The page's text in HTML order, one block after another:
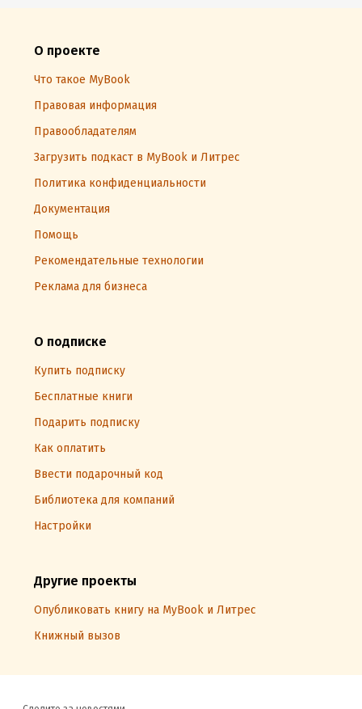
О проекте
Что такое MyBook
Правовая информация
Правообладателям
Загрузить подкаст в MyBook и Литрес
Политика конфиденциальности
Документация
Помощь
Рекомендательные технологии
Реклама для бизнеса
О подписке
Купить подписку
Бесплатные книги
Подарить подписку
Как оплатить
Ввести подарочный код
Библиотека для компаний
Настройки
Другие проекты
Опубликовать книгу на MyBook и Литрес
Книжный вызов